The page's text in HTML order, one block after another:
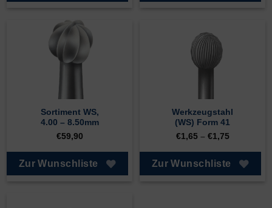
Sortiment WS,
4.00 – 8.50mm
€59,90
Zur Wunschliste
Werkzeugstahl
(WS) Form 41
€1,65– €1,75
Zur Wunschliste